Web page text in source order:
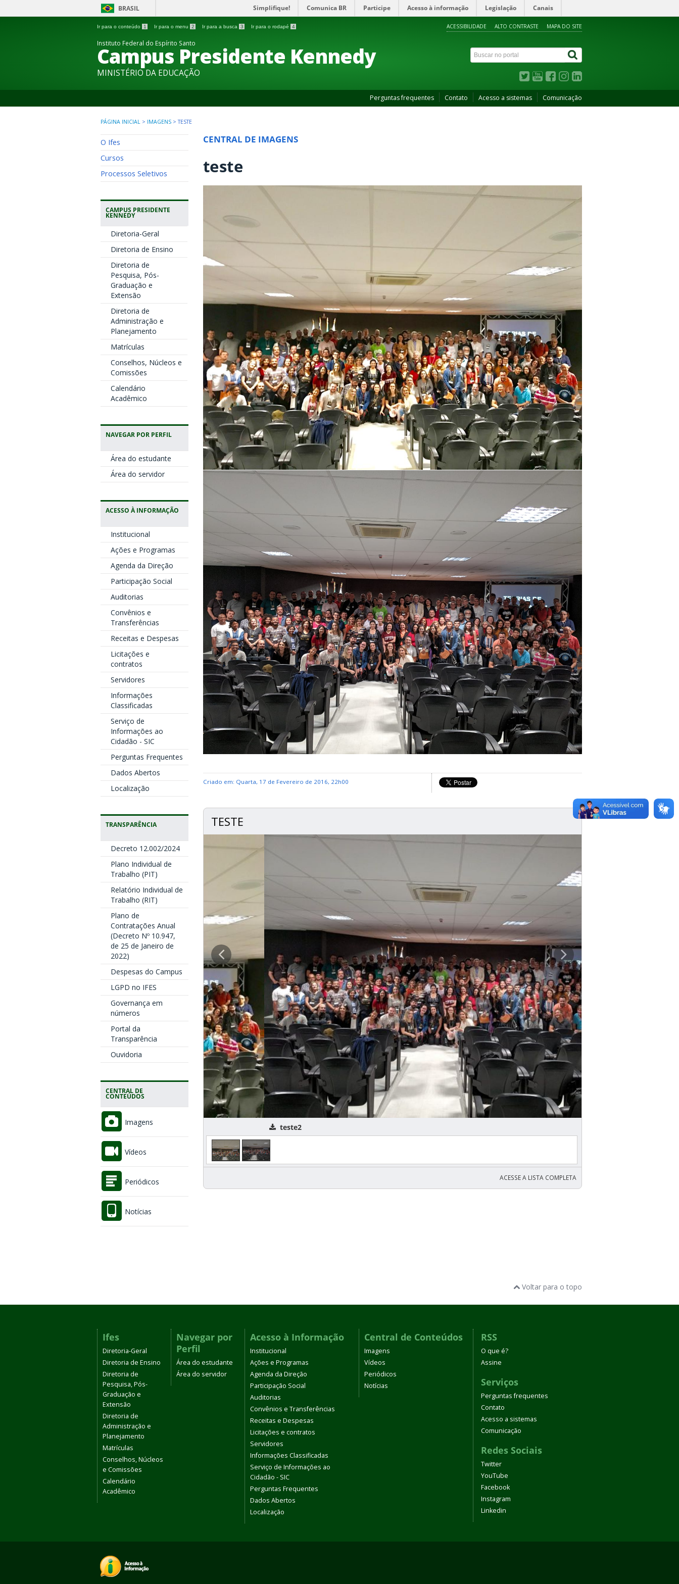
BRASIL Simplifique! Comunica BR Participe Acesso à informação Legislação Canais
Ir para o conteúdo 1 Ir para o menu 2 Ir para a busca 3 Ir para o rodapé 4 ACESSIBILIDADE ALTO CONTRASTE MAPA DO SITE
Instituto Federal do Espírito Santo
Campus Presidente Kennedy
MINISTÉRIO DA EDUCAÇÃO
Perguntas frequentes Contato Acesso a sistemas Comunicação
PÁGINA INICIAL > IMAGENS >TESTE
O Ifes
Cursos
Processos Seletivos
CAMPUS PRESIDENTE
KENNEDY
Diretoria-Geral
Diretoria de Ensino
Diretoria de
Pesquisa, Pós-
Graduação e
Extensão
Diretoria de
Administração e
Planejamento
Matrículas
Conselhos, Núcleos e
Comissões
Calendário
Acadêmico
NAVEGAR POR PERFIL
Área do estudante
Área do servidor
ACESSO À INFORMAÇÃO
Institucional
Ações e Programas
Agenda da Direção
Participação Social
Auditorias
Convênios e
Transferências
Receitas e Despesas
Licitações e
contratos
Servidores
Informações
Classificadas
Serviço de
Informações ao
Cidadão - SIC
Perguntas Frequentes
Dados Abertos
Localização
TRANSPARÊNCIA
Decreto 12.002/2024
Plano Individual de
Trabalho (PIT)
Relatório Individual de
Trabalho (RIT)
Plano de
Contratações Anual
(Decreto Nº 10.947,
de 25 de Janeiro de
2022)
Despesas do Campus
LGPD no IFES
Governança em
números
Portal da
Transparência
Ouvidoria
CENTRAL DE
CONTEÚDOS
Imagens
Vídeos
Periódicos
Notícias
CENTRAL DE IMAGENS
teste
Criado em: Quarta, 17 de Fevereiro de 2016, 22h00
TESTE
ACESSE A LISTA COMPLETA
Voltar para o topo
Ifes
Diretoria-Geral
Diretoria de Ensino
Diretoria de
Pesquisa, Pós-
Graduação e
Extensão
Diretoria de
Administração e
Planejamento
Matrículas
Conselhos, Núcleos
e Comissões
Calendário
Acadêmico
Navegar por
Perfil
Área do estudante
Área do servidor
Acesso à Informação
Institucional
Ações e Programas
Agenda da Direção
Participação Social
Auditorias
Convênios e Transferências
Receitas e Despesas
Licitações e contratos
Servidores
Informações Classificadas
Serviço de Informações ao
Cidadão - SIC
Perguntas Frequentes
Dados Abertos
Localização
Central de Conteúdos
Imagens
Vídeos
Periódicos
Notícias
RSS
O que é?
Assine
Serviços
Perguntas frequentes
Contato
Acesso a sistemas
Comunicação
Redes Sociais
Twitter
YouTube
Facebook
Instagram
Linkedin